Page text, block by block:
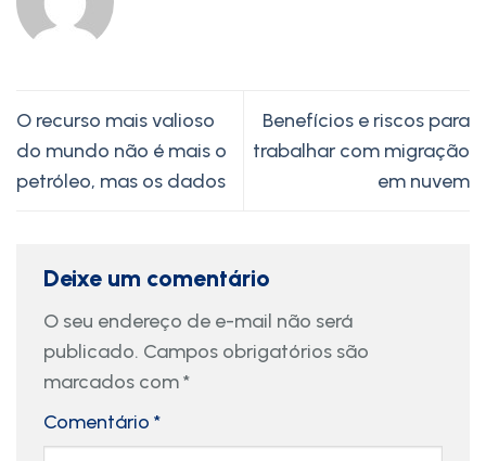
O recurso mais valioso
do mundo não é mais o
petróleo, mas os dados
Benefícios e riscos para
trabalhar com migração
em nuvem
Deixe um comentário
O seu endereço de e-mail não será
publicado. Campos obrigatórios são
marcados com*
Comentário *